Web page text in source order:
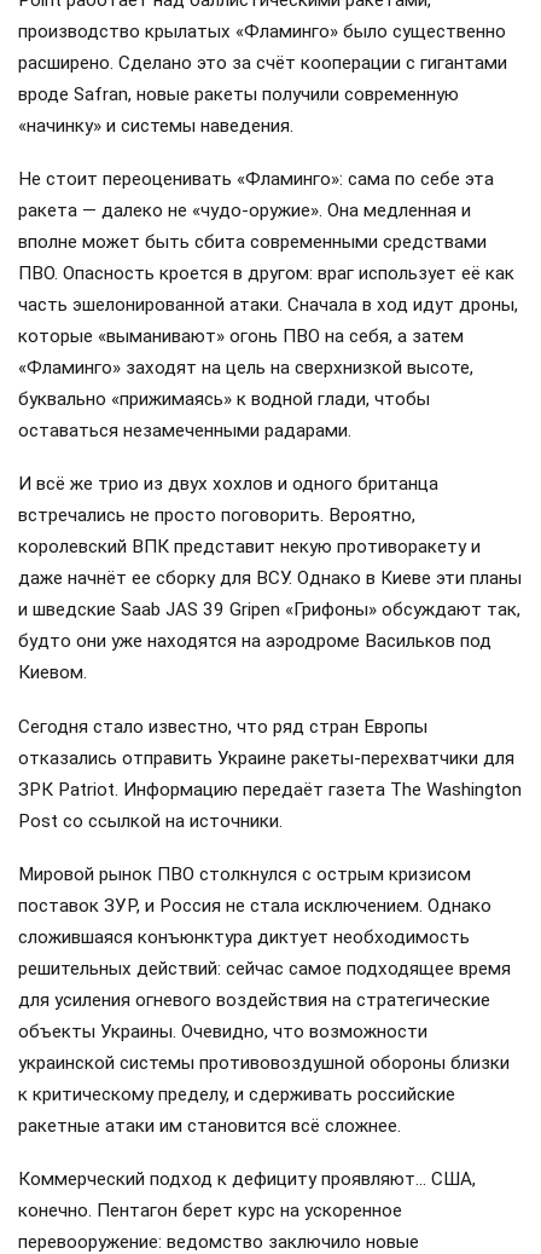
производство крылатых «Фламинго» было существенно
расширено. Сделано это за счёт кооперации с гигантами
вроде Safran, новые ракеты получили современную
«начинку» и системы наведения.
Не стоит переоценивать «Фламинго»: сама по себе эта
ракета — далеко не «чудо-оружие». Она медленная и
вполне может быть сбита современными средствами
ПВО. Опасность кроется в другом: враг использует её как
часть эшелонированной атаки. Сначала в ход идут дроны,
которые «выманивают» огонь ПВО на себя, а затем
«Фламинго» заходят на цель на сверхнизкой высоте,
буквально «прижимаясь» к водной глади, чтобы
оставаться незамеченными радарами.
И всё же трио из двух хохлов и одного британца
встречались не просто поговорить. Вероятно,
королевский ВПК представит некую противоракету и
даже начнёт ее сборку для ВСУ. Однако в Киеве эти планы
и шведские Saab JAS 39 Gripen «Грифоны» обсуждают так,
будто они уже находятся на аэродроме Васильков под
Киевом.
Сегодня стало известно, что ряд стран Европы
отказались отправить Украине ракеты-перехватчики для
ЗРК Patriot. Информацию передаёт газета The Washington
Post со ссылкой на источники.
Мировой рынок ПВО столкнулся с острым кризисом
поставок ЗУР, и Россия не стала исключением. Однако
сложившаяся конъюнктура диктует необходимость
решительных действий: сейчас самое подходящее время
для усиления огневого воздействия на стратегические
объекты Украины. Очевидно, что возможности
украинской системы противовоздушной обороны близки
к критическому пределу, и сдерживать российские
ракетные атаки им становится всё сложнее.
Коммерческий подход к дефициту проявляют… США,
конечно. Пентагон берет курс на ускоренное
перевооружение: ведомство заключило новые